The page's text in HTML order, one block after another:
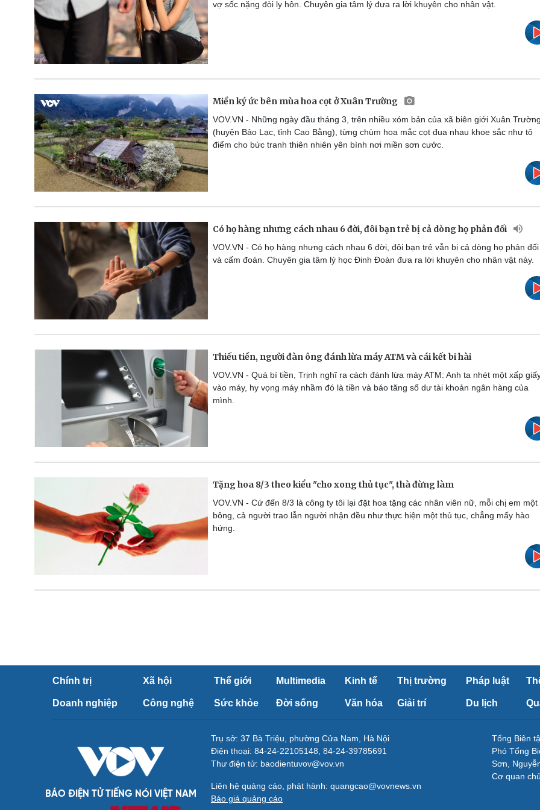
vợ sốc nặng đòi ly hôn. Chuyên gia tâm lý đưa ra lời khuyên cho nhân vật.
Miền ký ức bên mùa hoa cọt ở Xuân Trường
VOV.VN - Những ngày đầu tháng 3, trên nhiều xóm bản của xã biên giới Xuân
(huyện Bảo Lạc, tỉnh Cao Bằng), từng chùm hoa mắc cọt đua nhau khoe sắc như tô
điểm cho bức tranh thiên nhiên yên bình nơi miền sơn cước.
Có họ hàng nhưng cách nhau 6 đời, đôi bạn trẻ bị cả dòng họ phản đối
VOV.VN - Có họ hàng nhưng cách nhau 6 đời, đôi bạn trẻ vẫn bị cả dòng họ phản đối
và cấm đoán. Chuyên gia tâm lý học Đinh Đoàn đưa ra lời khuyên cho nhân vật này.
Thiếu tiền, người đàn ông đánh lừa máy ATM và cái kết bi hài
VOV.VN - Quá bí tiền, Trịnh nghĩ ra cách đánh lừa máy ATM: Anh ta nhét một xấp
vào máy, hy vọng máy nhầm đó là tiền và báo tăng số dư tài khoản ngân hàng của
mình.
Tặng hoa 8/3 theo kiểu "cho xong thủ tục", thà đừng làm
VOV.VN - Cứ đến 8/3 là công ty tôi lại đặt hoa tặng các nhân viên nữ, mỗi chị em một
bông, cả người trao lẫn người nhận đều như thực hiện một thủ tục, chẳng mấy hào
hứng.
Chính trị Xã hội Thế giới Multimedia Kinh tế Thị trường Pháp luật
Doanh nghiệp Công nghệ Sức khỏe Đời sống Văn hóa Giải trí Du lịch
BÁO ĐIỆN TỬ TIẾNG NÓI VIỆT NAM
Trụ sở: 37 Bà Triệu, phường Cửa Nam, Hà Nội
Điện thoại: 84-24-22105148, 84-24-39785691
Thư điện tử: baodientuvov@vov.vn
Liên hệ quảng cáo, phát hành: quangcao@vovnews.vn
Báo giá quảng cáo
Tổng Biên
Phó Tổng
Sơn,
Cơ quan